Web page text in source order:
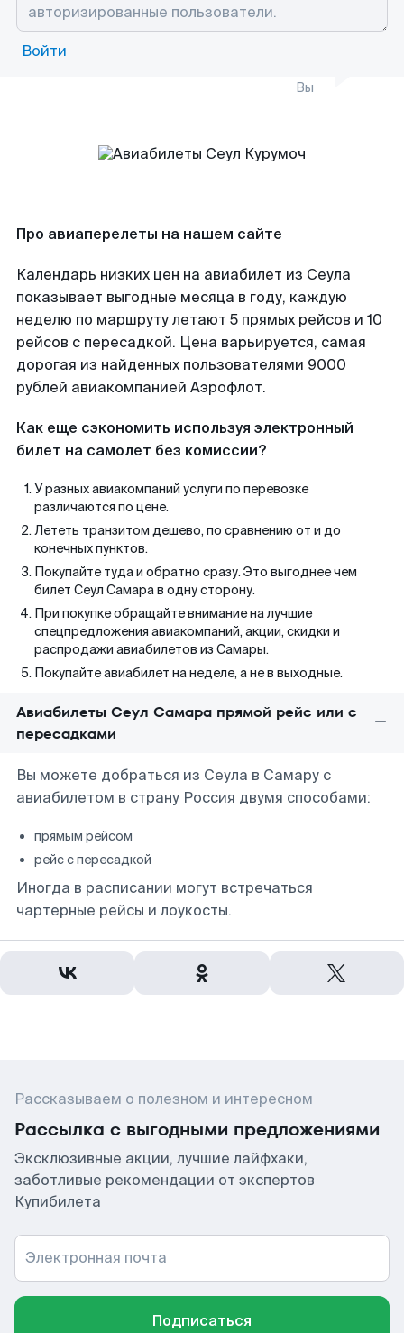
Войти
Вы
Про авиаперелеты на нашем сайте
Календарь низких цен на авиабилет из Сеула
показывает выгодные месяца в году, каждую
неделю по маршруту летают 5 прямых рейсов и 10
рейсов с пересадкой. Цена варьируется, самая
дорогая из найденных пользователями 9000
рублей авиакомпанией Аэрофлот.
Как еще сэкономить используя электронный
билет на самолет без комиссии?
У разных авиакомпаний услуги по перевозке
различаются по цене.
Лететь транзитом дешево, по сравнению от и до
конечных пунктов.
Покупайте туда и обратно сразу. Это выгоднее чем
билет Сеул Самара в одну сторону.
При покупке обращайте внимание на лучшие
спецпредложения авиакомпаний, акции, скидки и
распродажи авиабилетов из Самары.
Покупайте авиабилет на неделе, а не в выходные.
Авиабилеты Сеул Самара прямой рейс или с
пересадками
Вы можете добраться из Сеула в Самару с
авиабилетом в страну Россия двумя способами:
прямым рейсом
рейс с пересадкой
Иногда в расписании могут встречаться
чартерные рейсы и лоукосты.
Рассказываем о полезном и интересном
Рассылка с выгодными предложениями
Эксклюзивные акции, лучшие лайфхаки,
заботливые рекомендации от экспертов
Купибилета
Электронная почта
Подписаться